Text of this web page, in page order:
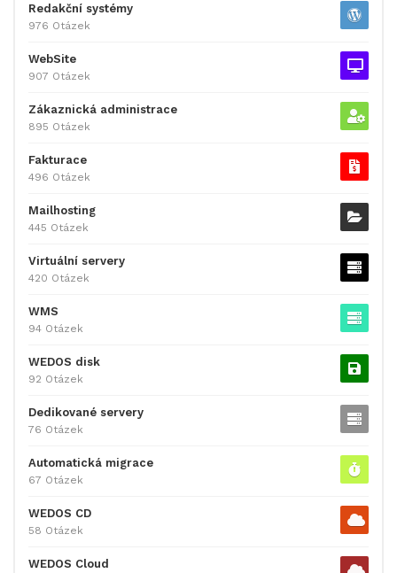
Redakční systémy
976 Otázek
WebSite
907 Otázek
Zákaznická administrace
895 Otázek
Fakturace
496 Otázek
Mailhosting
445 Otázek
Virtuální servery
420 Otázek
WMS
94 Otázek
WEDOS disk
92 Otázek
Dedikované servery
76 Otázek
Automatická migrace
67 Otázek
WEDOS CD
58 Otázek
WEDOS Cloud